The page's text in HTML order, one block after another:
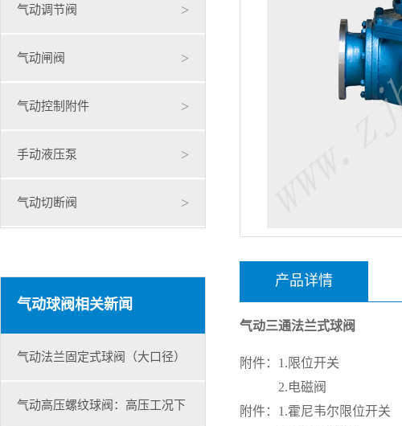
气动调节阀 >
气动闸阀 >
气动控制附件 >
手动液压泵 >
气动切断阀 >
气动球阀相关新闻
气动法兰固定式球阀（大口径）
的适用工况与应用优势
气动高压螺纹球阀：高压工况下
产品详情
气动三通法兰式球阀
附件：1.限位开关
2.电磁阀
附件：1.霍尼韦尔限位开关